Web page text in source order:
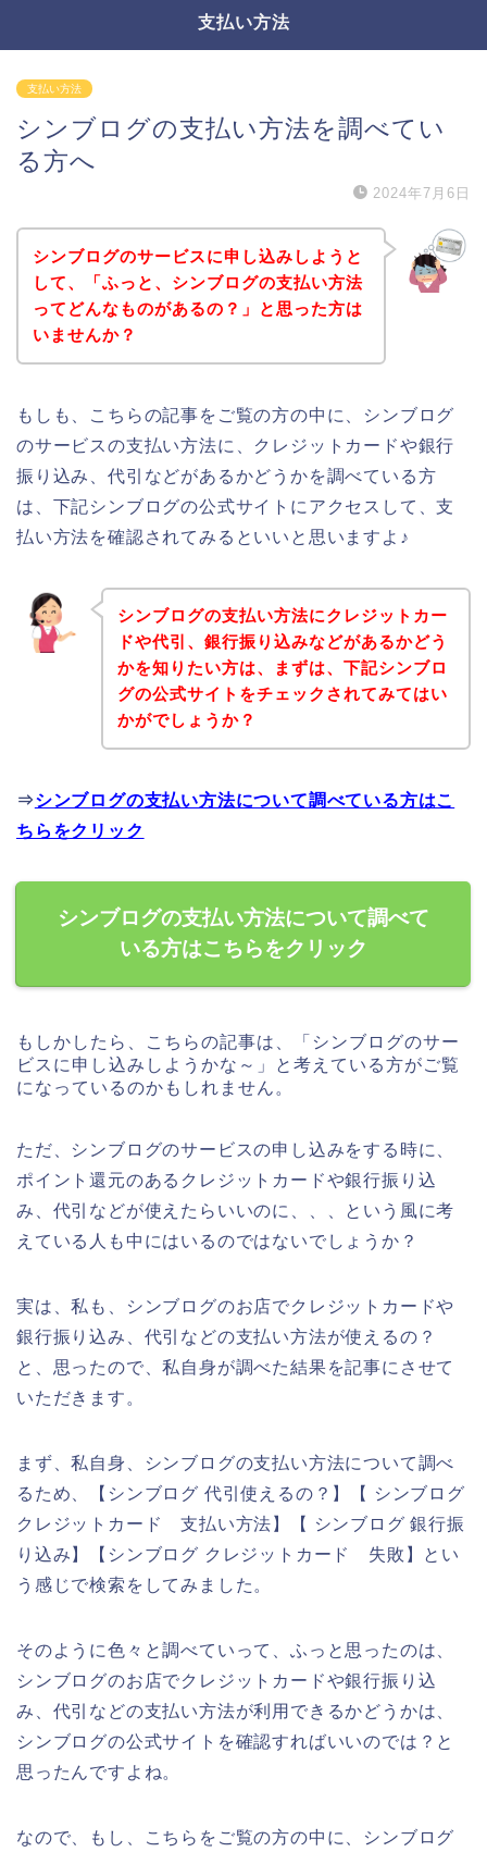
支払い方法
支払い方法
シンブログの支払い方法を調べてい
る方へ
2024年7月6日
シンブログのサービスに申し込みしようと
して、「ふっと、シンブログの支払い方法
ってどんなものがあるの？」と思った方は
いませんか？
もしも、こちらの記事をご覧の方の中に、シンブログ
のサービスの支払い方法に、クレジットカードや銀行
振り込み、代引などがあるかどうかを調べている方
は、下記シンブログの公式サイトにアクセスして、支
払い方法を確認されてみるといいと思いますよ♪
シンブログの支払い方法にクレジットカー
ドや代引、銀行振り込みなどがあるかどう
かを知りたい方は、まずは、下記シンブロ
グの公式サイトをチェックされてみてはい
かがでしょうか？
⇒シンブログの支払い方法について調べている方はこ
ちらをクリック
シンブログの支払い方法について調べて
いる方はこちらをクリック
もしかしたら、こちらの記事は、「シンブログのサー
ビスに申し込みしようかな～」と考えている方がご覧
になっているのかもしれません。
ただ、シンブログのサービスの申し込みをする時に、
ポイント還元のあるクレジットカードや銀行振り込
み、代引などが使えたらいいのに、、、という風に考
えている人も中にはいるのではないでしょうか？
実は、私も、シンブログのお店でクレジットカードや
銀行振り込み、代引などの支払い方法が使えるの？
と、思ったので、私自身が調べた結果を記事にさせて
いただきます。
まず、私自身、シンブログの支払い方法について調べ
るため、【シンブログ 代引使えるの？】【 シンブログ
クレジットカード 支払い方法】【 シンブログ 銀行振
り込み】【シンブログ クレジットカード 失敗】とい
う感じで検索をしてみました。
そのように色々と調べていって、ふっと思ったのは、
シンブログのお店でクレジットカードや銀行振り込
み、代引などの支払い方法が利用できるかどうかは、
シンブログの公式サイトを確認すればいいのでは？と
思ったんですよね。
なので、もし、こちらをご覧の方の中に、シンブログ